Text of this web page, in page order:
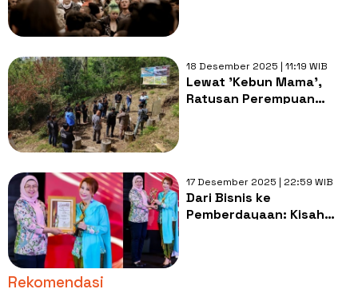
18 Desember 2025 | 11:19 WIB
Lewat 'Kebun Mama',
Ratusan Perempuan
17 Desember 2025 | 22:59 WIB
Dari Bisnis ke
Pemberdayaan: Kisah
Rekomendasi